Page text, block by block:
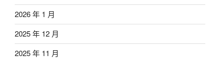
2026 年 1 月
2025 年 12 月
2025 年 11 月